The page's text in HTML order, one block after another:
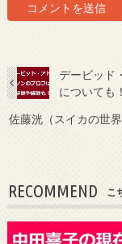
デービッド
についても！
佐藤洸（スイカの世
RECOMMEND こ